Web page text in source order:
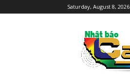
Saturday, August 8, 2026